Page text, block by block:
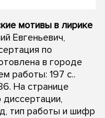
мотивы в лирике
Евгеньевич,
по
в городе
работы: 197 с..
На странице
тип работы и шифр